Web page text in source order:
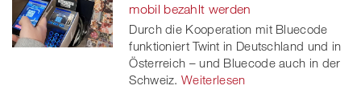
mobil bezahlt werden
Durch die Kooperation mit Bluecode
funktioniert Twint in Deutschland und in
Österreich – und Bluecode auch in der
Schweiz. Weiterlesen